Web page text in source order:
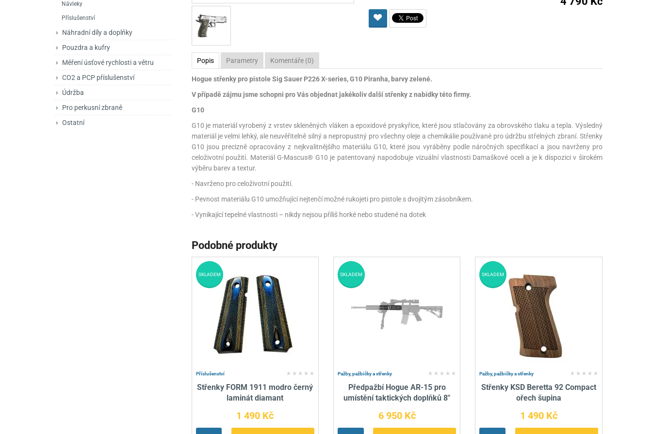
Zásobníky
Příslušenství pro zbraně na ZP
Brokovnice opakovací
Brokovnice samonabíjecí
Pistole samonabíjecí
Zavírací nože
Kuchyňské nože
Příslušenství pro nože
Luky
Kuše
Obranné spreje
Pistolové a revolverové náboje Ochranné prostředky
Rowan Engineering
Pro perkusní zbraně
Svítilny
Návleky
Příslušenství
Náhradní díly a doplňky
Pouzdra a kufry
Měření úsťové rychlosti a větru
CO2 a PCP příslušenství
Údržba
Pro perkusní zbraně
Ostatní
Popis Parametry Komentáře (0)
Hogue střenky pro pistole Sig Sauer P226 X-series, G10 Piranha, barvy zelené.
V případě zájmu jsme schopni pro Vás objednat jakékoliv další střenky z nabídky této firmy.
G10
G10 je materiál vyrobený z vrstev skleněných vláken a epoxidové pryskyřice, které jsou stlačovány za obrovského tlaku a tepla. Výsledný
materiál je velmi lehký, ale neuvěřitelně silný a nepropustný pro všechny oleje a chemikálie používané pro údržbu střelných zbraní. Střenky
G10 jsou precizně opracovány z nejkvalitnějšího materiálu G10, které jsou vyráběny podle náročných specifikací a jsou navrženy pro
celoživotní použití. Materiál G-Mascus® G10 je patentovaný napodobuje vizuální vlastnosti Damaškové oceli a je k dispozici v širokém
výběru barev a textur.
- Navrženo pro celoživotní použití.
- Pevnost materiálu G10 umožňující nejtenčí možné rukojeti pro pistole s dvojitým zásobníkem.
- Vynikající tepelné vlastnosti – nikdy nejsou příliš horké nebo studené na dotek
Podobné produkty
Příslušenství
Střenky FORM 1911 modro černý
laminát diamant
1 490 Kč
SKLADEM
Pažby, pažbičky a střenky
Předpažbí Hogue AR-15 pro
umístění taktických doplňků 8"
6 950 Kč
SKLADEM
Pažby, pažbičky a střenky
Střenky KSD Beretta 92 Compact
ořech šupina
1 490 Kč
SKLADEM